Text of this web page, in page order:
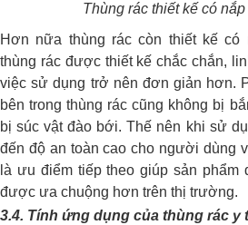
Thùng rác thiết kế có
Hơn nữa thùng rác còn thiết kế có
thùng rác được thiết kế chắc chắn,
việc sử dụng trở nên đơn giản hơn.
bên trong thùng rác cũng không bị
bị súc vật đào bới. Thế nên khi sử
đến độ an toàn cao cho người dùng
là ưu điểm tiếp theo giúp sản
được ưa chuộng hơn trên thị trường.
3.4. Tính ứng dụng của thùng rác y